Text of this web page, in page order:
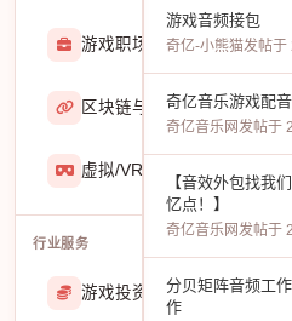
游戏职场 2929
区块链与游戏467
虚拟/VR/AR 933
行业服务
游戏投资交易 25888
游戏音频接包
奇亿-小熊猫发帖于
奇亿音乐游戏配
奇亿音乐网发帖于
【音效外包找我
忆点！】
奇亿音乐网发帖于
分贝矩阵音频工
作